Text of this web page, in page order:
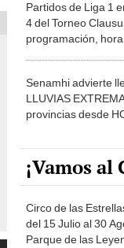
Partidos de Liga 1
4 del Torneo
programación,
Senamhi advierte
LLUVIAS
provincias desde
¡Vamos al
Circo de las
del 15 Julio al 30
Parque de las